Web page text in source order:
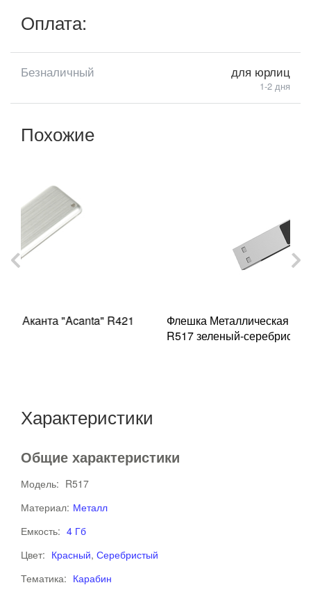
Оплата:
Безналичный для юрлиц
1-2 дня
Похожие
Флешка Металлическая Сензолайт "Senzolight"
R517 зеленый-серебристый 4 Гб
Характеристики
Общие характеристики
Модель: R517
Материал: Металл
Емкость: 4 Гб
Цвет: Красный, Серебристый
Тематика: Карабин